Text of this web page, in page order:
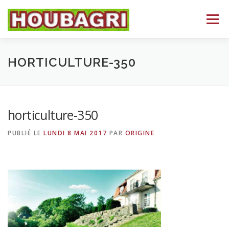
contenu
Menu
ACCUEIL HEIZOMAT NOS DÉPARTEMENTS
HORTICULTURE-350
horticulture-350
PUBLIÉ LE LUNDI 8 MAI 2017 PAR ORIGINE